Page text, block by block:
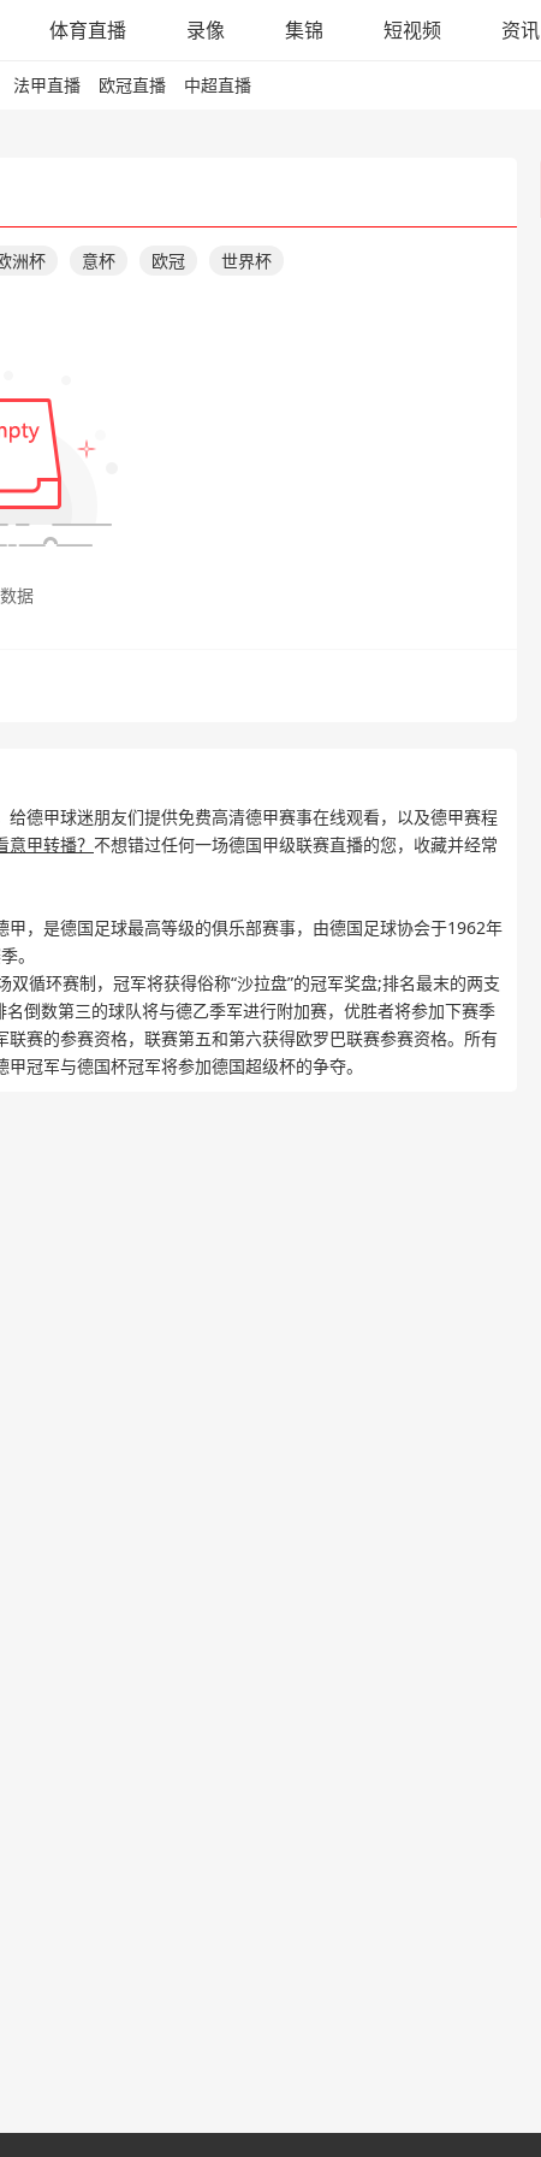
体育直播 录像 集锦 短视频 资讯
法甲直播 欧冠直播 中超直播
洲杯 意杯 欧冠 世界杯
给德甲球迷朋友们提供免费高清德甲赛事在线观看，以及德甲赛程
意甲转播？ 不想错过任何一场德国甲级联赛直播的您，收藏并经常
是德国足球最高等级的俱乐部赛事，由德国足球协会于1962年
。
循环赛制，冠军将获得俗称“沙拉盘”的冠军奖盘;排名最末的两支
倒数第三的球队将与德乙季军进行附加赛，优胜者将参加下赛季
赛的参赛资格，联赛第五和第六获得欧罗巴联赛参赛资格。所有
冠军与德国杯冠军将参加德国超级杯的争夺。